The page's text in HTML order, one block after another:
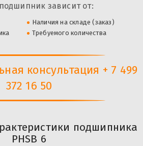
зависит от:
Наличия на складе (заказ)
Требуемого количества
консультация + 7 499
372 16 50
подшипника
PHSB 6